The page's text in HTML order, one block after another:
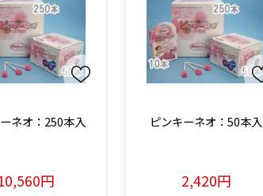
ネオ：250本入
円
ピンキーネオ：50本入
2,420円